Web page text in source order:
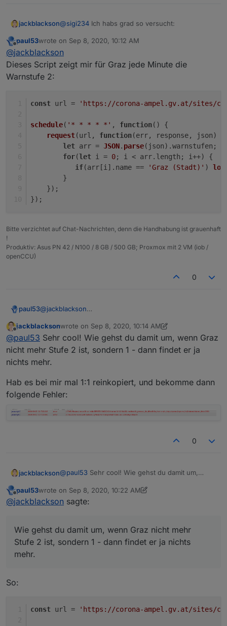
jackblackson@sigi234 Ich habs grad so versucht:
var URL2, result;
schedule("* * * * *", function () {
require("request")(URL2, function
}).on("error", function (e)
  } catch (e) { console.error(e); }
Bekomme hier aber immer folgenden Fehler:
Offline
paul53wrote on Sep 8, 2020, 10:12 AM
last edited by
@jackblackson
Dieses Script zeigt mir für Graz jede Minute die
Warnstufe 2:
const url = 'https://corona-ampel.gv.at/sites/
schedule( '* * * * *' , function( ) {
request(url, function(err, response, json) {
let arr = JSON. parse(json).warnstufen ;
for(let i = 0; i < arr. length ; i++) {
if(arr[i]. name == 'Graz (Stadt)' ) log
        }
    });
});
Bitte verzichtet auf Chat-Nachrichten, denn die Handhabung ist grauenhaft
!
Produktiv: Asus PN 42 / N100 / 8 GB / 500 GB; Proxmox mit 2 VM (iob /
openCCU)
0
paul53@jackblackson
Warnstufe 2:
const url = 'https://corona-ampel.gv.at/sites/
schedule('* * * * *', function() {
request(url, function(err, response,
        let arr = JSON.parse(json).warnstufen;
if(arr[i].name == 'Graz (Stadt)')
        }
Offline
jackblacksonwrote on Sep 8, 2020, 10:14 AM
last edited by jackblackson Sep 8, 2020, 12:17 PM
@paul53 Sehr cool! Wie gehst du damit um, wenn Graz
nicht mehr Stufe 2 ist, sondern 1 - dann findet er ja
nichts mehr.
Hab es bei mir mal 1:1 reinkopiert, und bekomme dann
folgende Fehler:
0
jackblackson@paul53 Sehr cool! Wie gehst du damit um,
dann findet er ja nichts mehr.
Hab es bei mir mal 1:1 reinkopiert, und bekomme
dann folgende Fehler:
Offline
paul53wrote on Sep 8, 2020, 10:22 AM
last edited by paul53Sep 8, 2020, 12:22 PM
@jackblackson sagte:
Wie gehst du damit um, wenn Graz nicht mehr
Stufe 2 ist, sondern 1 - dann findet er ja nichts
mehr.
So:
const url = 'https://corona-ampel.gv.at/sites/